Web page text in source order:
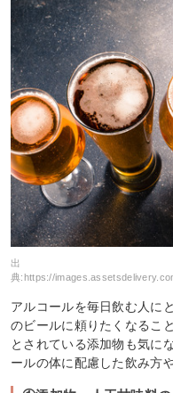
出
典:https://images.assetsdelivery.com/compings_v2/
アルコールを毎日飲む人に
のビールに頼りたくなるこ
とされている添加物も気に
ールの体に配慮した飲み方